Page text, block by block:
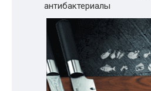
антибактериалы